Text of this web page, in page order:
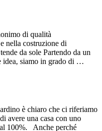
di qualità
nella costruzione di
da sole Partendo da un
idea, siamo in grado di …
è chiaro che ci riferiamo
avere una casa con uno
100%. Anche perché